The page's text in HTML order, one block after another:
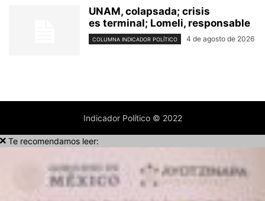
UNAM, colapsada; crisis
es terminal; Lomeli, responsable
COLUMNA INDICADOR POLÍTICO 4 de agosto de 2026
Indicador Político © 2022
Te recomendamos leer: